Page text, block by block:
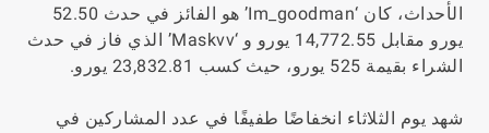
الأحداث، كان ‘Im_goodman’ هو الفائز في حدث 52.50
يورو مقابل 14,772.55 يورو و ‘Maskvv’ الذي فاز في حدث
الشراء بقيمة 525 يورو، حيث كسب 23,832.81 يورو.
شهد يوم الثلاثاء انخفاضًا طفيفًا في عدد المشاركين في